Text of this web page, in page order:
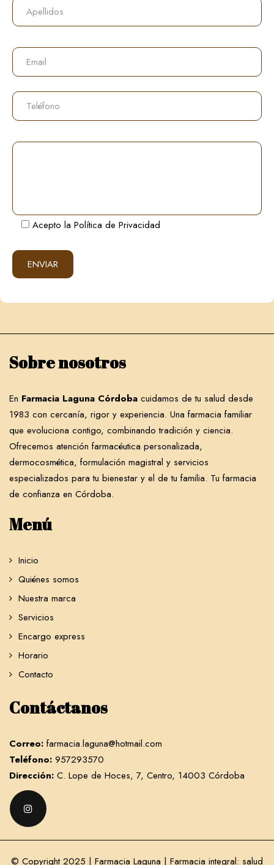
Acepto la Política de Privacidad
Sobre nosotros
En Farmacia Laguna Córdoba cuidamos de tu salud desde
1983 con cercanía, rigor y experiencia. Una farmacia familiar
que evoluciona contigo, combinando tradición y ciencia.
Ofrecemos atención farmacéutica personalizada,
dermocosmética, formulación magistral y servicios
especializados para tu bienestar y el de tu familia. Tu farmacia
de confianza en Córdoba.
Menú
Inicio
Quiénes somos
Nuestra marca
Servicios
Encargo express
Horario
Contacto
Contáctanos
Correo: farmacia.laguna@hotmail.com
Teléfono: 957293570
Dirección: C. Lope de Hoces, 7, Centro, 14003 Córdoba
© Copyright 2025 | Farmacia Laguna | Farmacia integral: salud